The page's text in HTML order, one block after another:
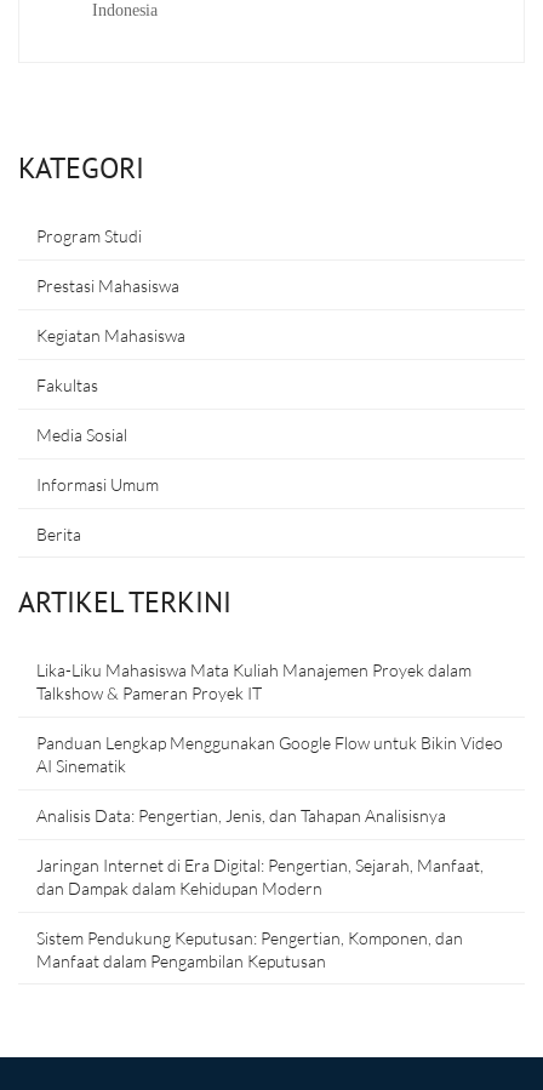
Indonesia
KATEGORI
Program Studi
Prestasi Mahasiswa
Kegiatan Mahasiswa
Fakultas
Media Sosial
Informasi Umum
Berita
ARTIKEL TERKINI
Lika-Liku Mahasiswa Mata Kuliah Manajemen Proyek dalam
Talkshow & Pameran Proyek IT
Panduan Lengkap Menggunakan Google Flow untuk Bikin Video
AI Sinematik
Analisis Data: Pengertian, Jenis, dan Tahapan Analisisnya
Jaringan Internet di Era Digital: Pengertian, Sejarah, Manfaat,
dan Dampak dalam Kehidupan Modern
Sistem Pendukung Keputusan: Pengertian, Komponen, dan
Manfaat dalam Pengambilan Keputusan